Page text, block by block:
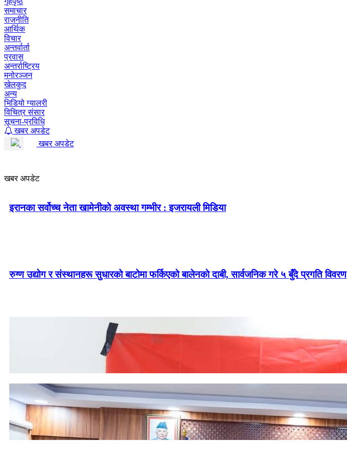
समाचार
राजनीति
आर्थिक
विचार
अन्तर्वार्ता
प्रवास
अन्तर्राष्ट्रिय
मनोरञ्जन
खेलकुद
अन्य
भिडियो ग्यालरी
विचित्र संसार
सूचना-प्रविधि
खबर अपडेट
खबर अपडेट
खबर अपडेट
इरानका सर्वोच्च नेता खामेनीको अवस्था गम्भीर : इजरायली मिडिया
रुग्ण उद्योग र संस्थानहरू सुधारको बाटोमा फर्किएको बालेनकाे दाबी, सार्वजनिक गरे ५ बुँदे प्रगति विवरण